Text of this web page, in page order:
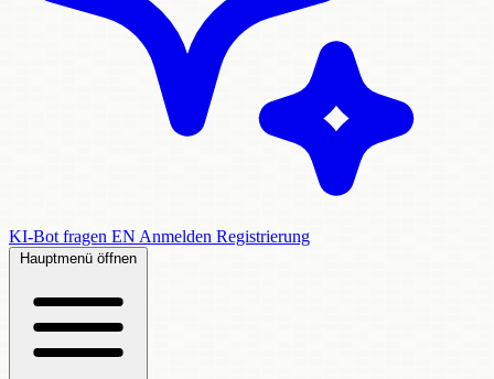
KI-Bot fragen EN Anmelden Registrierung
Hauptmenü öffnen